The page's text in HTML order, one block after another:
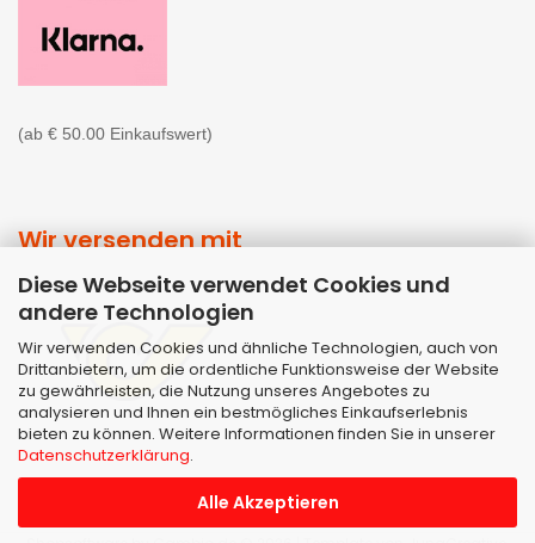
Diese Webseite verwendet Cookies und
andere Technologien
Wir verwenden Cookies und ähnliche Technologien, auch von
Drittanbietern, um die ordentliche Funktionsweise der Website
zu gewährleisten, die Nutzung unseres Angebotes zu
analysieren und Ihnen ein bestmögliches Einkaufserlebnis
bieten zu können. Weitere Informationen finden Sie in unserer
Datenschutzerklärung.
Alle Akzeptieren
(ab € 50.00 Einkaufswert)
Wir versenden mit